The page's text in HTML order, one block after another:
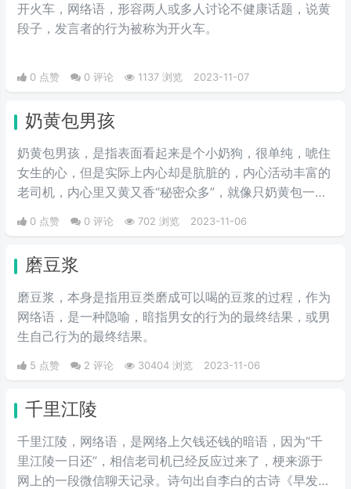
开火车，网络语，形容两人或多人讨论不健康话题，说黄
段子，发言者的行为被称为开火车。
0 点赞 0 评论 1137 浏览 2023-11-07
奶黄包男孩
奶黄包男孩，是指表面看起来是个小奶狗，很单纯，唬住
女生的心，但是实际上内心却是肮脏的，内心活动丰富的
老司机，内心里又黄又香“秘密众多”，就像只奶黄包一般
看到这个男生污污的真面目了。
0 点赞 0 评论 702 浏览 2023-11-06
磨豆浆
磨豆浆，本身是指用豆类磨成可以喝的豆浆的过程，作为
网络语，是一种隐喻，暗指男女的行为的最终结果，或男
生自己行为的最终结果。
5 点赞 2 评论 30404 浏览 2023-11-06
千里江陵
千里江陵，网络语，是网络上欠钱还钱的暗语，因为“千
里江陵一日还”，相信老司机已经反应过来了，梗来源于
网上的一段微信聊天记录。诗句出自李白的古诗《早发白